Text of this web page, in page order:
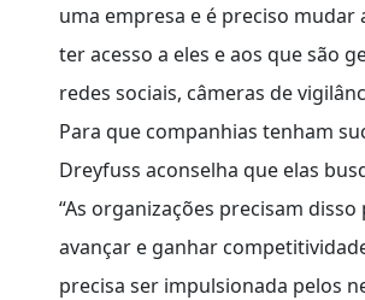
uma empresa e é preciso mudar
ter acesso a eles e aos que são
redes sociais, câmeras de
Para que companhias tenham
Dreyfuss aconselha que elas
“As organizações precisam disso
avançar e ganhar
precisa ser impulsionada pelos